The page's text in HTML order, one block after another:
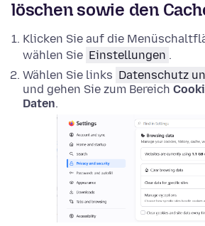
löschen sowie den
Klicken Sie auf die
wählen Sie Einstellungen .
Wählen Sie links Datenschutz
und gehen Sie zum Bereich
Daten.